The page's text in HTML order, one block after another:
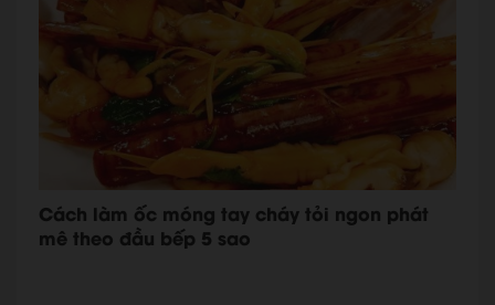
Cách làm ốc móng tay cháy tỏi ngon phát
mê theo đầu bếp 5 sao